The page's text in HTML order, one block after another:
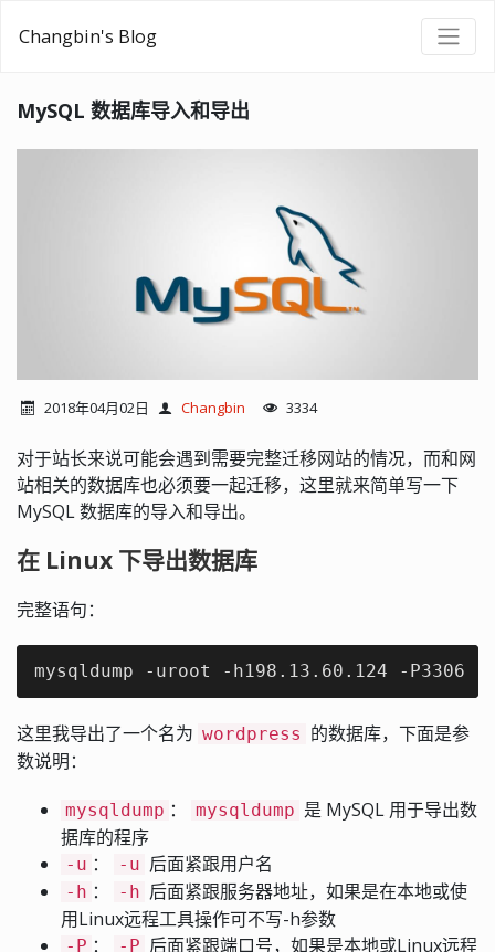
Changbin's Blog
MySQL 数据库导入和导出
2018年04月02日 Changbin 3334
对于站长来说可能会遇到需要完整迁移网站的情况，而和网
站相关的数据库也必须要一起迁移，这里就来简单写一下
MySQL 数据库的导入和导出。
在 Linux 下导出数据库
完整语句：
mysqldump -uroot -h198.13.60.124 -P3306
这里我导出了一个名为 wordpress 的数据库，下面是参
数说明：
mysqldump ： mysqldump 是 MySQL 用于导出数
据库的程序
-u ： -u 后面紧跟用户名
-h ： -h 后面紧跟服务器地址，如果是在本地或使
用Linux远程工具操作可不写-h参数
-P ： -P 后面紧跟端口号，如果是本地或Linux远程